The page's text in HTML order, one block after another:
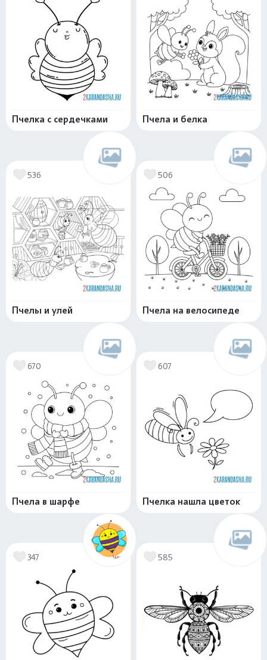
Пчелка с сердечками Пчела и белка
536
Пчелы и улей
506
Пчела на велосипеде
670
Пчела в шарфе
607
Пчелка нашла цветок
347 585